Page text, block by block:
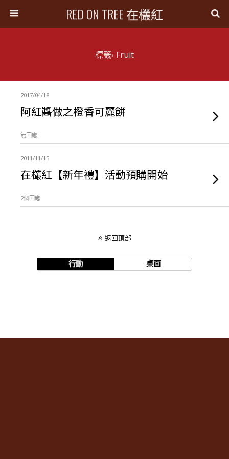
RED ON TREE 在欉紅
標籤› Fruit
2017/04/18
阿紅醬做之橙香可麗餅
無回應
2011/11/15
在欉紅【新年禮】活動預購開始
2個回應
返回頂部
行動 桌面